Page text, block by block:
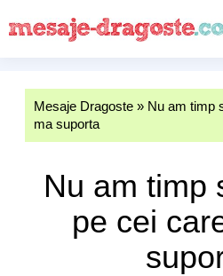
Mesaje Dragoste» Nu am timp
ma suporta
Nu am timp
pe cei